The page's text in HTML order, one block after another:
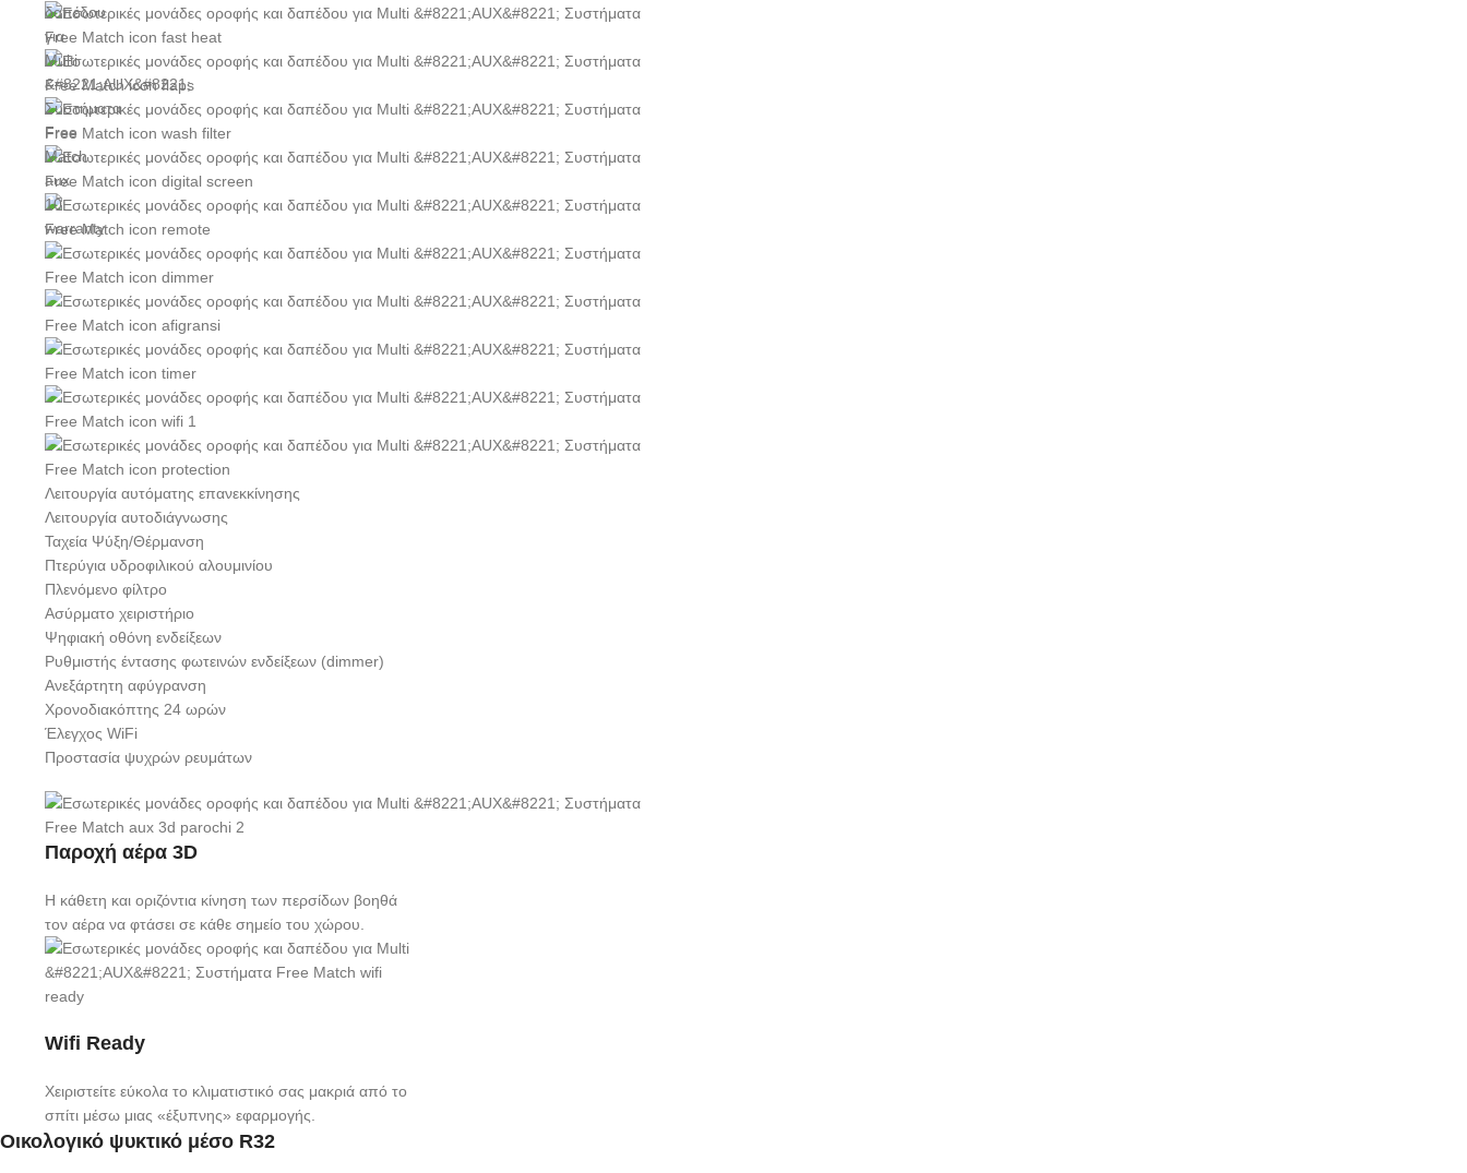
Λειτουργία αυτόματης επανεκκίνησης
Λειτουργία αυτοδιάγνωσης
Ταχεία Ψύξη/Θέρμανση
Πτερύγια υδροφιλικού αλουμινίου
Πλενόμενο φίλτρο
Ασύρματο χειριστήριο
Ψηφιακή οθόνη ενδείξεων
Ρυθμιστής έντασης φωτεινών ενδείξεων (dimmer)
Ανεξάρτητη αφύγρανση
Χρονοδιακόπτης 24 ωρών
Έλεγχος WiFi
Προστασία ψυχρών ρευμάτων
Παροχή αέρα 3D
Η κάθετη και οριζόντια κίνηση των περσίδων βοηθά
τον αέρα να φτάσει σε κάθε σημείο του χώρου.
Wifi Ready
Χειριστείτε εύκολα το κλιματιστικό σας μακριά από το
σπίτι μέσω μιας «έξυπνης» εφαρμογής.
Οικολογικό ψυκτικό μέσο R32